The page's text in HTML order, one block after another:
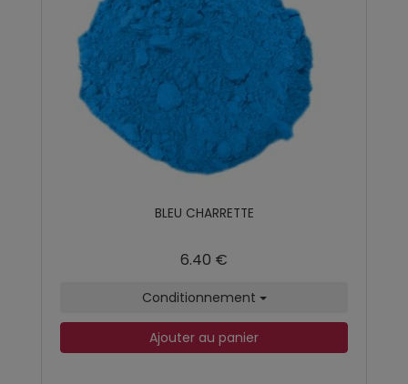
BLEU CHARRETTE
6.40 €
Conditionnement
Ajouter au panier